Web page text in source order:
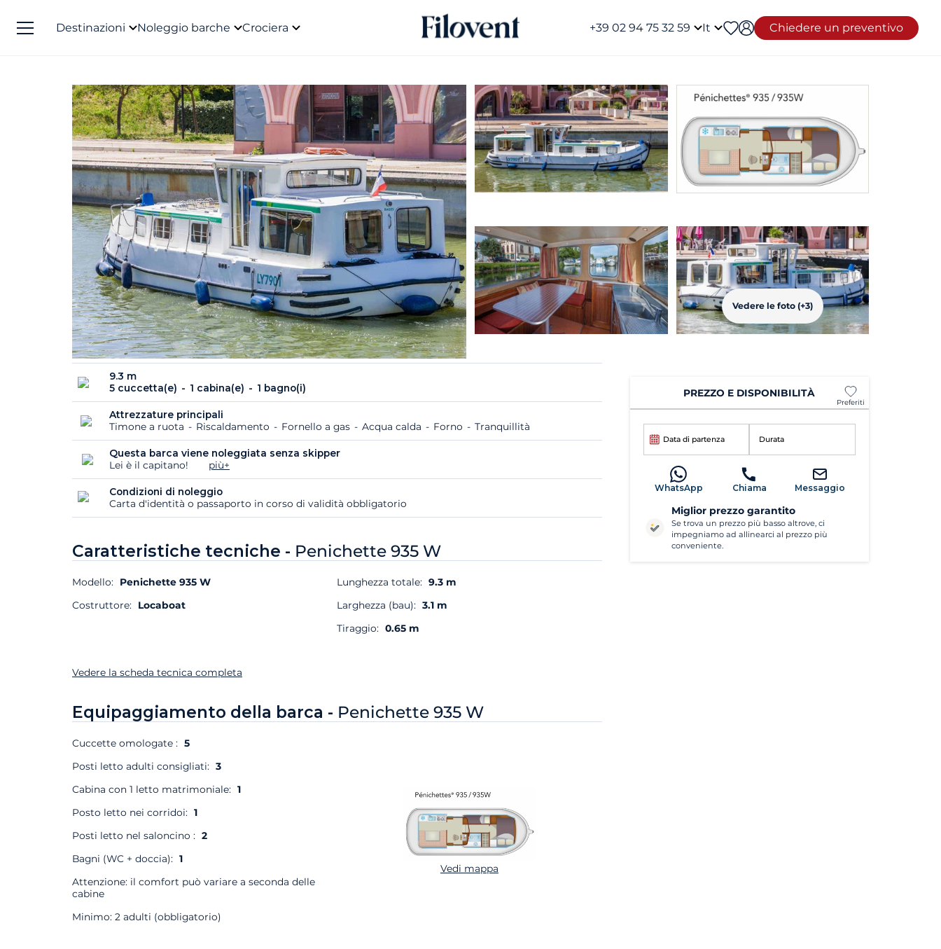
Destinazioni Noleggio barche Crociera +39 02 94 75 32 59 It Chiedere un preventivo
Vedere le foto (+3)
9.3 m
5 cuccetta(e)
1 cabina(e) 1 bagno(i)
Attrezzature principali
Timone a ruota
Riscaldamento Fornello a gas Acqua calda Forno Tranquillità
Questa barca viene noleggiata senza skipper
Lei è il capitano!
più+
Condizioni di noleggio
Carta d'identità o passaporto in corso di validità obbligatorio
Caratteristiche tecniche - Penichette 935 W
Modello: Penichette 935 W
Costruttore: Locaboat
Lunghezza totale: 9.3 m
Larghezza (bau): 3.1 m
Tiraggio: 0.65 m
Vedere la scheda tecnica completa
Equipaggiamento della barca - Penichette 935 W
Cuccette omologate : 5
Posti letto adulti consigliati: 3
Cabina con 1 letto matrimoniale: 1
Posto letto nei corridoi: 1
Posti letto nel saloncino : 2
Bagni (WC + doccia): 1
Attenzione: il comfort può variare a seconda delle
cabine
Minimo: 2 adulti (obbligatorio)
Vedi mappa
PREZZO E DISPONIBILITÀ
Preferiti
Data di partenza Durata
WhatsApp Chiama Messaggio
Miglior prezzo garantito
Se trova un prezzo più basso altrove, ci
impegniamo ad allinearci al prezzo più
conveniente.